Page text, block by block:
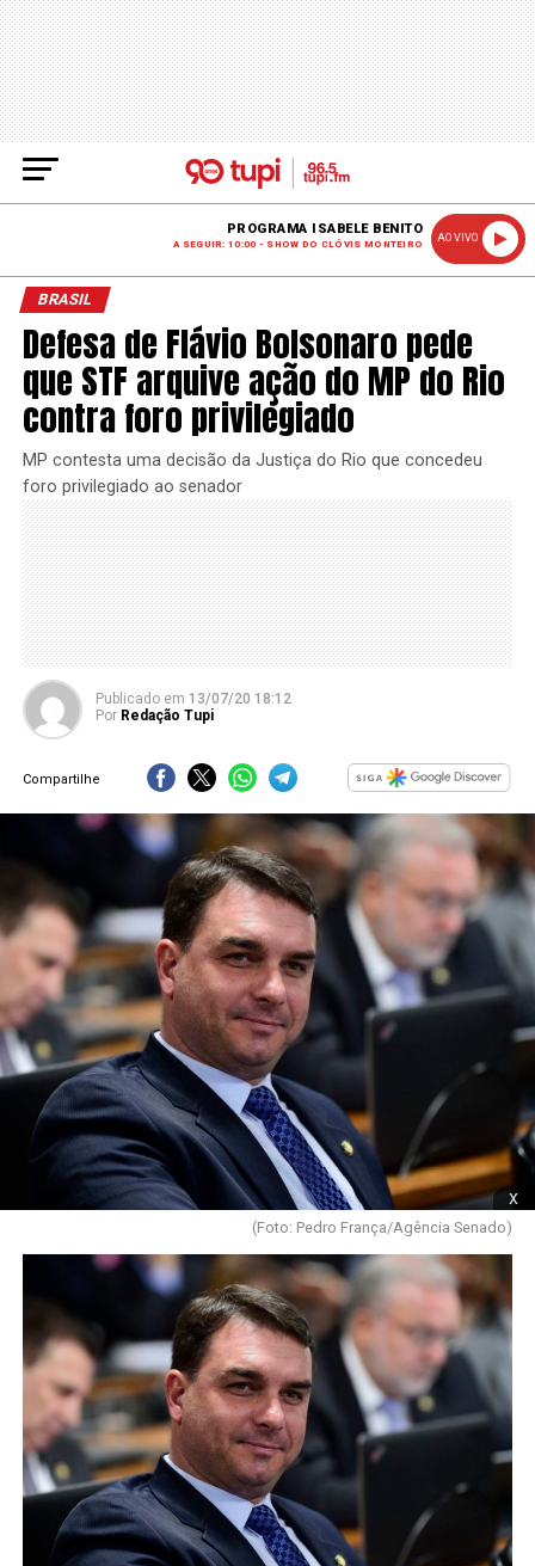
PROGRAMA ISABELE BENITO
A SEGUIR: 10:00 - SHOW DO CLÓVIS MONTEIRO
AO VIVO
BRASIL
Defesa de Flávio Bolsonaro pede
que STF arquive ação do MP do Rio
contra foro privilegiado
MP contesta uma decisão da Justiça do Rio que concedeu
foro privilegiado ao senador
Publicado em 13/07/20 18:12
Por Redação Tupi
Compartilhe
x
(Foto: Pedro França/Agência Senado)